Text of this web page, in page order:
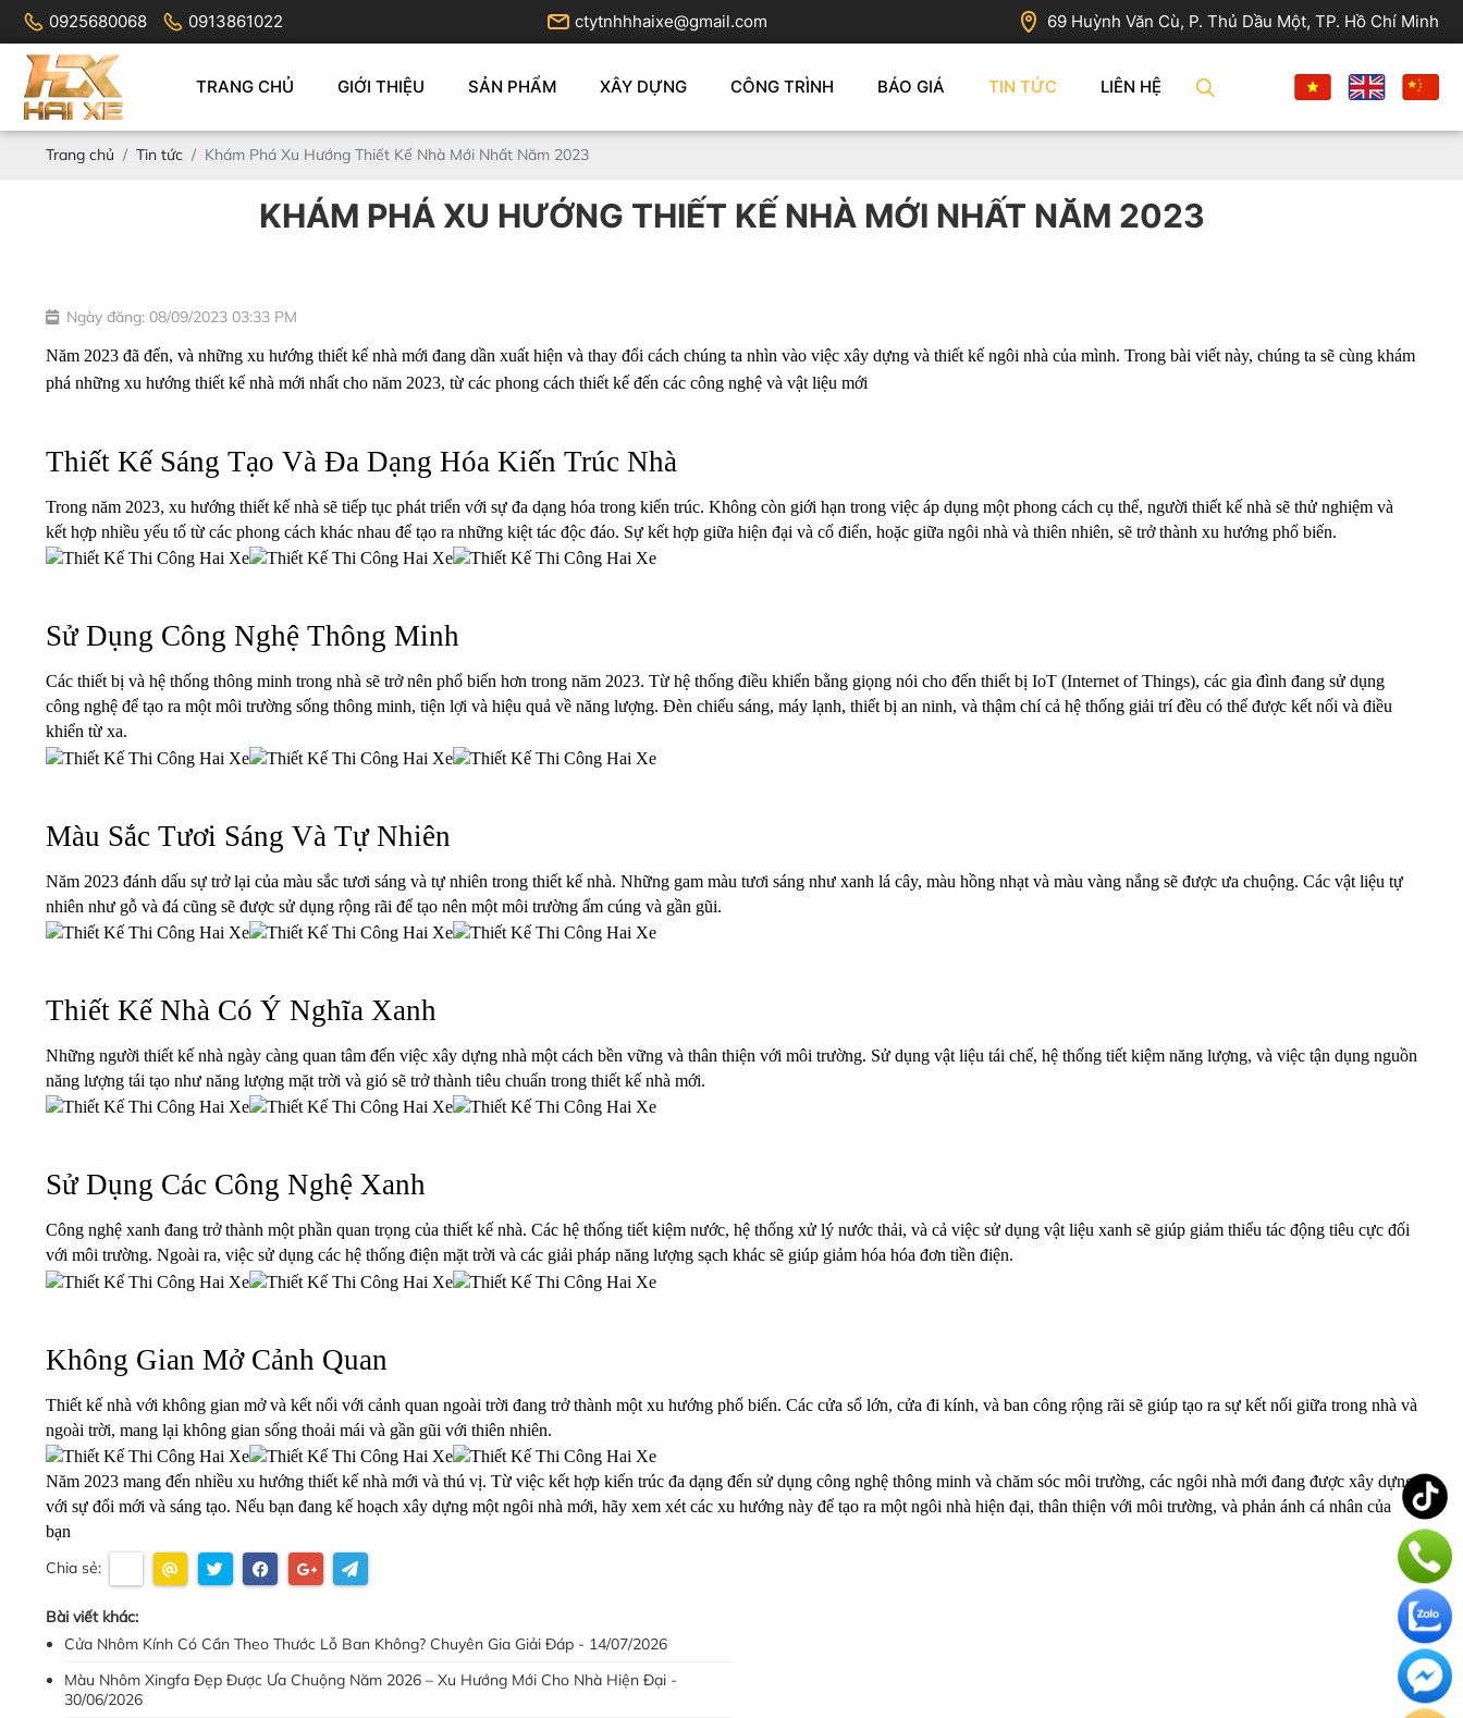
0925680068 0913861022 ctytnhhhaixe@gmail.com 69 Huỳnh Văn Cù, P. Thủ Dầu Một, TP. Hồ Chí Minh
TRANG CHỦ GIỚI THIỆU SẢN PHẨM XÂY DỰNG CÔNG TRÌNH BÁO GIÁ TIN TỨC LIÊN HỆ
Trang chủ Tin tức Khám Phá Xu Hướng Thiết Kế Nhà Mới Nhất Năm 2023
KHÁM PHÁ XU HƯỚNG THIẾT KẾ NHÀ MỚI NHẤT NĂM 2023
Ngày đăng: 08/09/2023 03:33 PM
Năm 2023 đã đến, và những xu hướng thiết kế nhà mới đang dần xuất hiện và thay đổi cách chúng ta nhìn vào việc xây dựng và thiết kế ngôi nhà của mình. Trong bài viết này, chúng ta sẽ cùng khám
phá những xu hướng thiết kế nhà mới nhất cho năm 2023, từ các phong cách thiết kế đến các công nghệ và vật liệu mới
Thiết Kế Sáng Tạo Và Đa Dạng Hóa Kiến Trúc Nhà
Trong năm 2023, xu hướng thiết kế nhà sẽ tiếp tục phát triển với sự đa dạng hóa trong kiến trúc. Không còn giới hạn trong việc áp dụng một phong cách cụ thể, người thiết kế nhà sẽ thử nghiệm và
kết hợp nhiều yếu tố từ các phong cách khác nhau để tạo ra những kiệt tác độc đáo. Sự kết hợp giữa hiện đại và cổ điển, hoặc giữa ngôi nhà và thiên nhiên, sẽ trở thành xu hướng phổ biến.
Sử Dụng Công Nghệ Thông Minh
Các thiết bị và hệ thống thông minh trong nhà sẽ trở nên phổ biến hơn trong năm 2023. Từ hệ thống điều khiển bằng giọng nói cho đến thiết bị IoT (Internet of Things), các gia đình đang sử dụng
công nghệ để tạo ra một môi trường sống thông minh, tiện lợi và hiệu quả về năng lượng. Đèn chiếu sáng, máy lạnh, thiết bị an ninh, và thậm chí cả hệ thống giải trí đều có thể được kết nối và điều
khiển từ xa.
Màu Sắc Tươi Sáng Và Tự Nhiên
Năm 2023 đánh dấu sự trở lại của màu sắc tươi sáng và tự nhiên trong thiết kế nhà. Những gam màu tươi sáng như xanh lá cây, màu hồng nhạt và màu vàng nắng sẽ được ưa chuộng. Các vật liệu tự
nhiên như gỗ và đá cũng sẽ được sử dụng rộng rãi để tạo nên một môi trường ấm cúng và gần gũi.
Thiết Kế Nhà Có Ý Nghĩa Xanh
Những người thiết kế nhà ngày càng quan tâm đến việc xây dựng nhà một cách bền vững và thân thiện với môi trường. Sử dụng vật liệu tái chế, hệ thống tiết kiệm năng lượng, và việc tận dụng nguồn
năng lượng tái tạo như năng lượng mặt trời và gió sẽ trở thành tiêu chuẩn trong thiết kế nhà mới.
Sử Dụng Các Công Nghệ Xanh
Công nghệ xanh đang trở thành một phần quan trọng của thiết kế nhà. Các hệ thống tiết kiệm nước, hệ thống xử lý nước thải, và cả việc sử dụng vật liệu xanh sẽ giúp giảm thiểu tác động tiêu cực đối
với môi trường. Ngoài ra, việc sử dụng các hệ thống điện mặt trời và các giải pháp năng lượng sạch khác sẽ giúp giảm hóa hóa đơn tiền điện.
Không Gian Mở Cảnh Quan
Thiết kế nhà với không gian mở và kết nối với cảnh quan ngoài trời đang trở thành một xu hướng phổ biến. Các cửa sổ lớn, cửa đi kính, và ban công rộng rãi sẽ giúp tạo ra sự kết nối giữa trong nhà và
ngoài trời, mang lại không gian sống thoải mái và gần gũi với thiên nhiên.
Năm 2023 mang đến nhiều xu hướng thiết kế nhà mới và thú vị. Từ việc kết hợp kiến trúc đa dạng đến sử dụng công nghệ thông minh và chăm sóc môi trường, các ngôi nhà mới đang được xây dựng
với sự đổi mới và sáng tạo. Nếu bạn đang kế hoạch xây dựng một ngôi nhà mới, hãy xem xét các xu hướng này để tạo ra một ngôi nhà hiện đại, thân thiện với môi trường, và phản ánh cá nhân của
bạn
Chia sẻ:
Bài viết khác:
Cửa Nhôm Kính Có Cần Theo Thước Lỗ Ban Không? Chuyên Gia Giải Đáp - 14/07/2026
Màu Nhôm Xingfa Đẹp Được Ưa Chuộng Năm 2026 – Xu Hướng Mới Cho Nhà Hiện Đại -
30/06/2026